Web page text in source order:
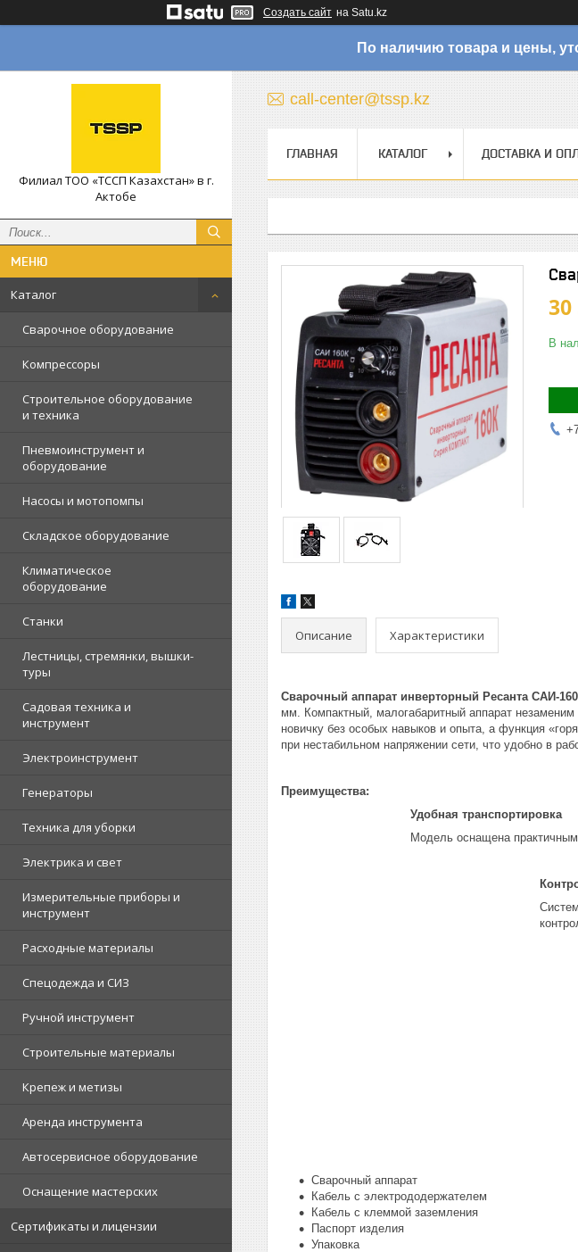
Создать сайт на Satu.kz
По наличию товара и цены,
Филиал ТОО «ТССП Казахстан» в г.
Актобе
Каталог
Сварочное оборудование
Компрессоры
Строительное оборудование
и техника
Пневмоинструмент и
оборудование
Насосы и мотопомпы
Складское оборудование
Климатическое
оборудование
Станки
Лестницы, стремянки, вышки-
туры
Садовая техника и
инструмент
Электроинструмент
Генераторы
Техника для уборки
Электрика и свет
Измерительные приборы и
инструмент
Расходные материалы
Спецодежда и СИЗ
Ручной инструмент
Строительные материалы
Крепеж и метизы
Аренда инструмента
Автосервисное оборудование
Оснащение мастерских
Сертификаты и лицензии
call-center@tssp.kz
ГЛАВНАЯ КАТАЛОГ ДОСТАВКА И
30
В
Описание Характеристики
Сварочный аппарат инверторный Ресанта САИ-
мм. Компактный, малогабаритный аппарат
новичку без особых навыков и опыта, а функция
при нестабильном напряжении сети, что удобно в
Преимущества:
Удобная транспортировка
Модель оснащена
Сварочный аппарат
Кабель с электрододержателем
Кабель с клеммой заземления
Паспорт изделия
Упаковка